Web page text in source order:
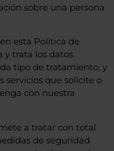
sobre una persona
esta Política de
y trata los datos
tipo de tratamiento, y
servicios que solicite o
con nuestra
a tratar con total
de seguridad